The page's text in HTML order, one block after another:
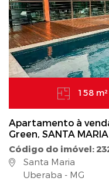
158 m²
Apartamento à
Green, SANTA
Código do imóvel:
Santa Maria
Uberaba - MG